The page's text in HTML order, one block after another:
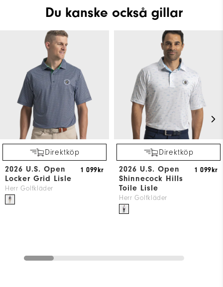
Du kanske också gillar
Direktköp
2026 U.S. Open
Locker Grid Lisle
Herr Golfkläder
1 099kr
Direktköp
2026 U.S. Open
Shinnecock Hills
Toile Lisle
Herr Golfkläder
1 099kr